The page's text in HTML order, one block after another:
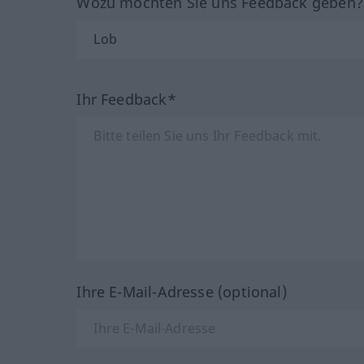
Ihr Feedback*
Ihre E-Mail-Adresse (optional)